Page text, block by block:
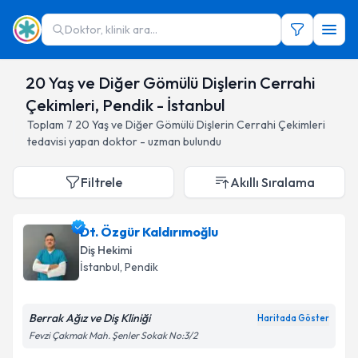
Doktor, klinik ara...
20 Yaş ve Diğer Gömülü Dişlerin Cerrahi
Çekimleri, Pendik - İstanbul
Toplam 7 20 Yaş ve Diğer Gömülü Dişlerin Cerrahi Çekimleri
tedavisi yapan doktor - uzman bulundu
Filtrele Akıllı Sıralama
Dt. Özgür Kaldırımoğlu
Diş Hekimi
İstanbul, Pendik
Berrak Ağız ve Diş Kliniği Haritada Göster
Fevzi Çakmak Mah. Şenler Sokak No:3/2